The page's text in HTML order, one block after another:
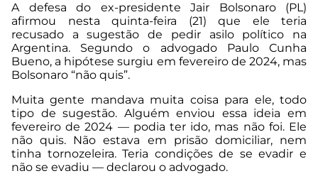
A defesa do ex-presidente Jair Bolsonaro (PL)
afirmou nesta quinta-feira (21) que ele teria
recusado a sugestão de pedir asilo político na
Argentina. Segundo o advogado Paulo Cunha
Bueno, a hipótese surgiu em fevereiro de 2024, mas
Bolsonaro “não quis”.
Muita gente mandava muita coisa para ele, todo
tipo de sugestão. Alguém enviou essa ideia em
fevereiro de 2024 — podia ter ido, mas não foi. Ele
não quis. Não estava em prisão domiciliar, nem
tinha tornozeleira. Teria condições de se evadir e
não se evadiu — declarou o advogado.